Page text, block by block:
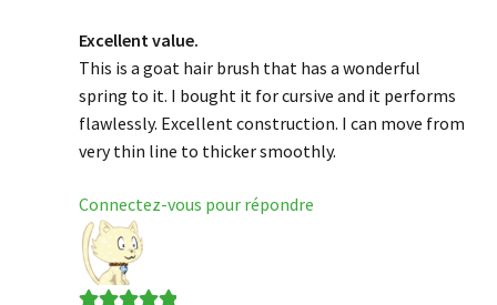
Excellent value.
This is a goat hair brush that has a wonderful
spring to it. I bought it for cursive and it performs
flawlessly. Excellent construction. I can move from
very thin line to thicker smoothly.
Connectez-vous pour répondre